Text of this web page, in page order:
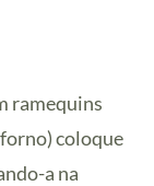
ramequins
coloque
a na